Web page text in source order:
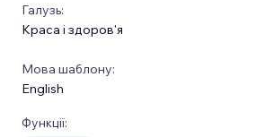
Галузь:
Краса і здоров'я
Мова шаблону:
English
Функції: